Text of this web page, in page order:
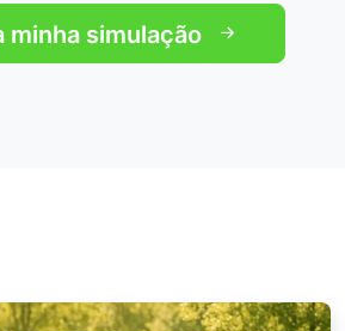
minha simulação